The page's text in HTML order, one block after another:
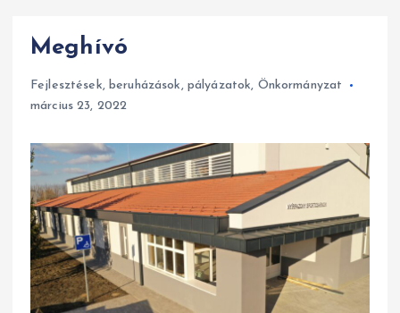
Meghívó
Fejlesztések, beruházások, pályázatok, Önkormányzat
március 23, 2022